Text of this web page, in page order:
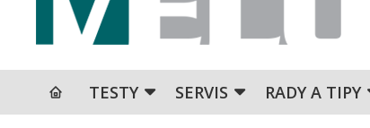
TESTY SERVIS RADY A TIPY